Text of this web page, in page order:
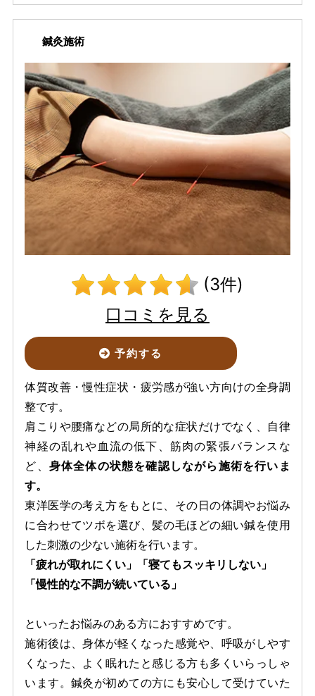
鍼灸施術
(3件)
口コミを見る
予約する
体質改善・慢性症状・疲労感が強い方向けの全身調
整です。
肩こりや腰痛などの局所的な症状だけでなく、自律
神経の乱れや血流の低下、筋肉の緊張バランスな
ど、 身体全体の状態を確認しながら施術を行いま
す。
東洋医学の考え方をもとに、その日の体調やお悩み
に合わせてツボを選び、髪の毛ほどの細い鍼を使用
した刺激の少ない施術を行います。
「疲れが取れにくい」「寝てもスッキリしない」
「慢性的な不調が続いている」
といったお悩みのある方におすすめです。
施術後は、身体が軽くなった感覚や、呼吸がしやす
くなった、よく眠れたと感じる方も多くいらっしゃ
います。鍼灸が初めての方にも安心して受けていた